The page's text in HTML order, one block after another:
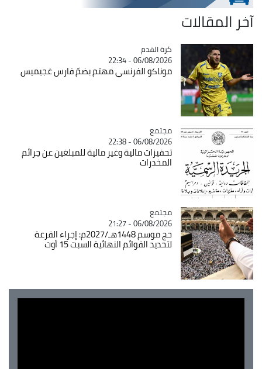
آخر المقالات
Catégorie
كرة القدم
06/08/2026 - 22:34
موناكو الفرنسي مهتم بضمّ فارس غجيميس
Catégorie
مجتمع
06/08/2026 - 22:38
تحفيزات مالية وغير مالية للمبلغين عن جرائم
المخدرات
Catégorie
مجتمع
06/08/2026 - 21:27
حج موسم 1448هـ/2027م: إجراء القرعة
لتحديد القوائم النهائية السبت 15 أوت